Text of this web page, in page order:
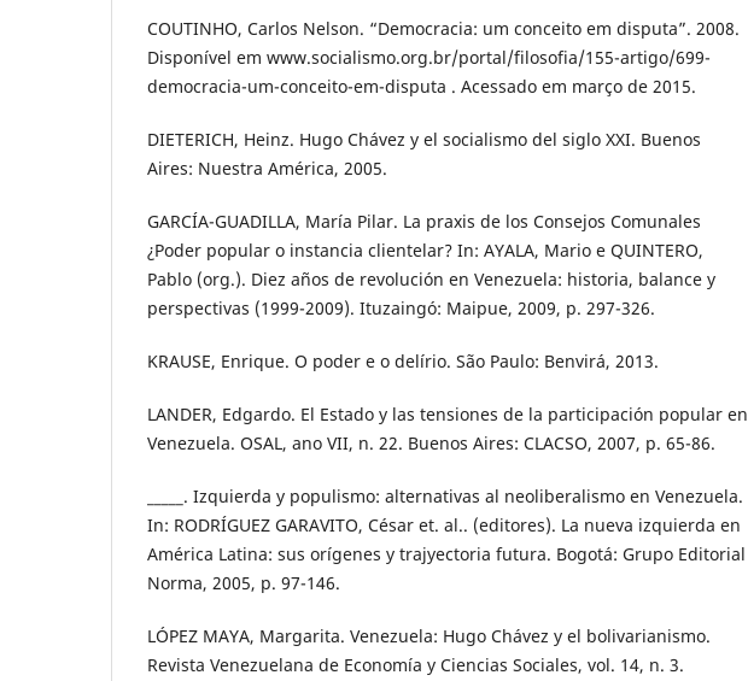
COUTINHO, Carlos Nelson. “Democracia: um conceito em disputa”. 2008.
Disponível em www.socialismo.org.br/portal/filosofia/155-artigo/699-
democracia-um-conceito-em-disputa . Acessado em março de 2015.
DIETERICH, Heinz. Hugo Chávez y el socialismo del siglo XXI. Buenos
Aires: Nuestra América, 2005.
GARCÍA-GUADILLA, María Pilar. La praxis de los Consejos Comunales
¿Poder popular o instancia clientelar? In: AYALA, Mario e QUINTERO,
Pablo (org.). Diez años de revolución en Venezuela: historia, balance y
perspectivas (1999-2009). Ituzaingó: Maipue, 2009, p. 297-326.
KRAUSE, Enrique. O poder e o delírio. São Paulo: Benvirá, 2013.
LANDER, Edgardo. El Estado y las tensiones de la participación popular en
Venezuela. OSAL, ano VII, n. 22. Buenos Aires: CLACSO, 2007, p. 65-86.
_____. Izquierda y populismo: alternativas al neoliberalismo en Venezuela.
In: RODRÍGUEZ GARAVITO, César et. al.. (editores). La nueva izquierda en
América Latina: sus orígenes y trajyectoria futura. Bogotá: Grupo Editorial
Norma, 2005, p. 97-146.
LÓPEZ MAYA, Margarita. Venezuela: Hugo Chávez y el bolivarianismo.
Revista Venezuelana de Economía y Ciencias Sociales, vol. 14, n. 3.